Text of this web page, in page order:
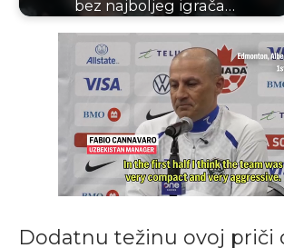
bez najboljeg igrača…
Dodatnu težinu ovoj priči